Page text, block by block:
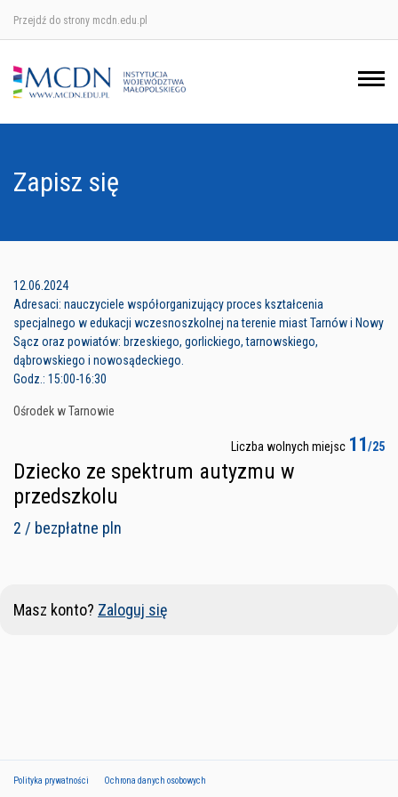
Przejdź do strony mcdn.edu.pl
Zapisz się
12.06.2024
Adresaci: nauczyciele współorganizujący proces kształcenia
specjalnego w edukacji wczesnoszkolnej na terenie miast Tarnów i Nowy
Sącz oraz powiatów: brzeskiego, gorlickiego, tarnowskiego,
dąbrowskiego i nowosądeckiego.
Godz.: 15:00-16:30
Ośrodek w Tarnowie
Liczba wolnych miejsc 11/25
Dziecko ze spektrum autyzmu w
przedszkolu
2 / bezpłatne pln
Masz konto? Zaloguj się
Polityka prywatności Ochrona danych osobowych
Ośrodek w Krakowie
Ośrodek w Nowym Sączu
Ośrodek w Tarnowie